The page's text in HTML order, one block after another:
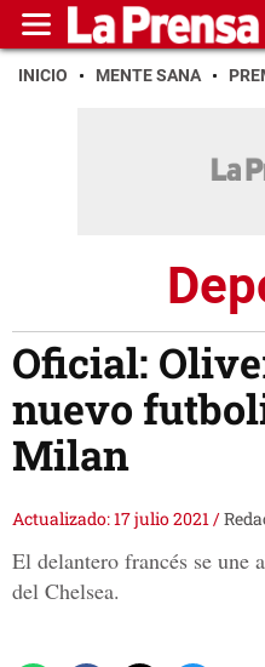
INICIO MENTE SANA
Oficial:
nuevo
Milan
Actualizado: 17 julio 2021/
El delantero francés se une
del Chelsea.